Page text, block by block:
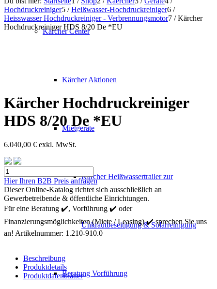
Kärcher Center
Kärcher Aktionen
Mietgeräte
Kärcher Heißwassertrailer zur
Unkrautbeseitigung & Solarreinigung
Beratung Vorführung
Hochdruckreiniger5 / Heißwasser-Hochdruckreiniger6 /
Heisswasser Hochdruckreiniger - Verbrennungsmotor7 / Kärcher
Hochdruckreiniger HDS 8/20 De *EU
Kärcher Hochdruckreiniger
HDS 8/20 De *EU
6.040,00 € exkl. MwSt.
Kärcher
Hochdruckreiniger
HDS
8/20
De
*EU
Menge
Hier Ihren B2B Preis anfragen
Dieser Online-Katalog richtet sich ausschließlich an
Gewerbetreibende & öffentliche Einrichtungen.
Für eine Beratung ✔️, Vorführung ✔️ oder
Finanzierungsmöglichkeiten (Miete / Leasing) ✔️ sprechen Sie uns
an! Artikelnummer: 1.210-910.0
Beschreibung
Produktdetails
Produktdatenblätter